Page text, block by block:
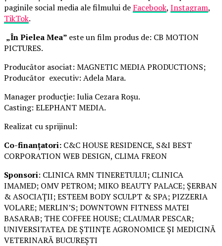
paginile social media ale filmului de Facebook, Instagram,
TikTok.
„În Pielea Mea” este un film produs de: CB MOTION
PICTURES.
Producător asociat: MAGNETIC MEDIA PRODUCTIONS;
Producător executiv: Adela Mara.
Manager producție: Iulia Cezara Roșu.
Casting: ELEPHANT MEDIA.
Realizat cu sprijinul:
Co-finanțatori: C&C HOUSE RESIDENCE, S&I BEST
CORPORATION WEB DESIGN, CLIMA FREON
Sponsori: CLINICA RMN TINERETULUI; CLINICA
IMAMED; OMV PETROM; MIKO BEAUTY PALACE; ȘERBAN
& ASOCIAȚII; ESTEEM BODY SCULPT & SPA; PIZZERIA
VOLARE; MERLIN’S; DOWNTOWN FITNESS MATEI
BASARAB; THE COFFEE HOUSE; CLAUMAR PESCAR;
UNIVERSITATEA DE ȘTIINȚE AGRONOMICE ȘI MEDICINĂ
VETERINARĂ BUCUREȘTI